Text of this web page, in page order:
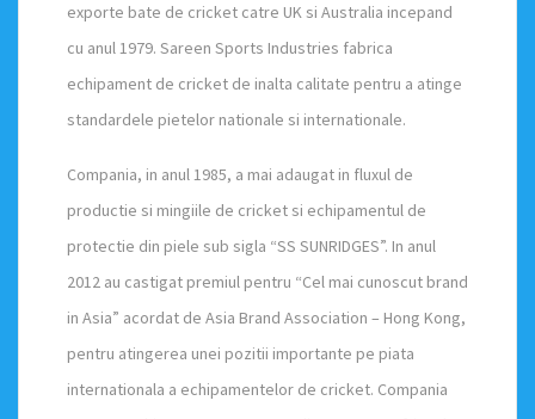
exporte bate de cricket catre UK si Australia incepand
cu anul 1979. Sareen Sports Industries fabrica
echipament de cricket de inalta calitate pentru a atinge
standardele pietelor nationale si internationale.
Compania, in anul 1985, a mai adaugat in fluxul de
productie si mingiile de cricket si echipamentul de
protectie din piele sub sigla “SS SUNRIDGES”. In anul
2012 au castigat premiul pentru “Cel mai cunoscut brand
in Asia” acordat de Asia Brand Association – Hong Kong,
pentru atingerea unei pozitii importante pe piata
internationala a echipamentelor de cricket. Compania